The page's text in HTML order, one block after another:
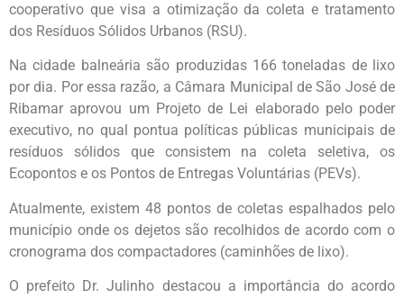
cooperativo que visa a otimização da coleta e tratamento
dos Resíduos Sólidos Urbanos (RSU).
Na cidade balneária são produzidas 166 toneladas de lixo
por dia. Por essa razão, a Câmara Municipal de São José de
Ribamar aprovou um Projeto de Lei elaborado pelo poder
executivo, no qual pontua políticas públicas municipais de
resíduos sólidos que consistem na coleta seletiva, os
Ecopontos e os Pontos de Entregas Voluntárias (PEVs).
Atualmente, existem 48 pontos de coletas espalhados pelo
município onde os dejetos são recolhidos de acordo com o
cronograma dos compactadores (caminhões de lixo).
O prefeito Dr. Julinho destacou a importância do acordo